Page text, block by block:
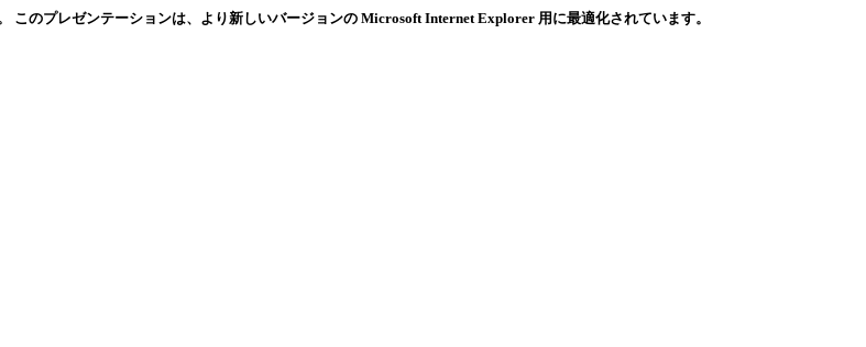
のプレゼンテーションは、より新しいバージョンの Microsoft Internet Explorer 用に最適化されています。